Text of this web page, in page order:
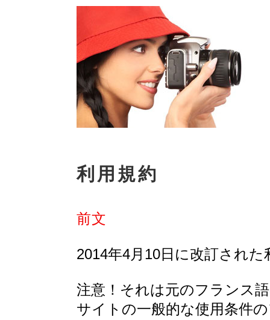
利用規約
前文
2014年4月10日に改訂された
注意！それは元のフランス
サイトの一般的な使用条件